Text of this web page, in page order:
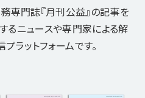
門誌『月刊公益』の記事を
るニュースや専門家による解
ラットフォームです。